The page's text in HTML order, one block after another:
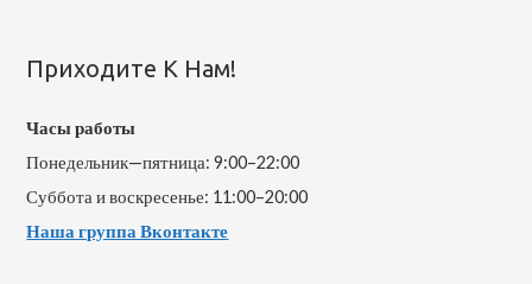
Приходите К Нам!
Часы работы
Понедельник—пятница: 9:00–22:00
Суббота и воскресенье: 11:00–20:00
Наша группа Вконтакте